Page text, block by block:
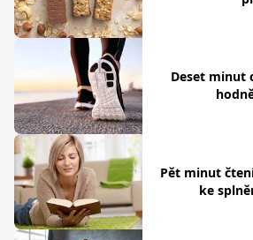
Deset minut
Pět minut
ke